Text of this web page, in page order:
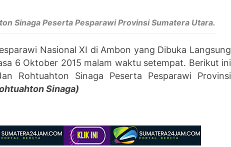
Sinaga Peserta Pesparawi Provinsi Sumatera Utara.
Nasional XI di Ambon yang Dibuka Langsung
6 Oktober 2015 malam waktu setempat. Berikut ini
Rohtuahton Sinaga Peserta Pesparawi Provinsi
Sinaga)